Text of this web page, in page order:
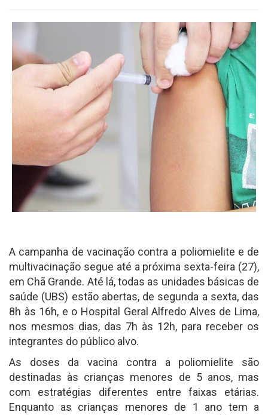
A campanha de vacinação contra a poliomielite e de
multivacinação segue até a próxima sexta-feira (27),
em Chã Grande. Até lá, todas as unidades básicas de
saúde (UBS) estão abertas, de segunda a sexta, das
8h às 16h, e o Hospital Geral Alfredo Alves de Lima,
nos mesmos dias, das 7h às 12h, para receber os
integrantes do público alvo.
As doses da vacina contra a poliomielite são
destinadas às crianças menores de 5 anos, mas
com estratégias diferentes entre faixas etárias.
Enquanto as crianças menores de 1 ano tem a